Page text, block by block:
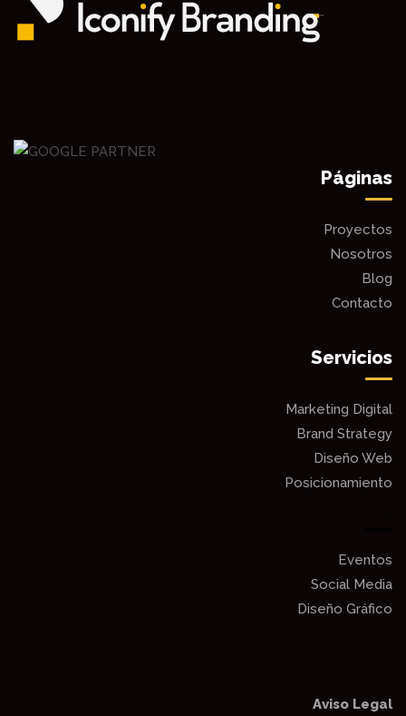
Páginas
Proyectos
Nosotros
Blog
Contacto
Servicios
Marketing Digital
Brand Strategy
Diseño Web
Posicionamiento
Eventos
Social Media
Diseño Gráfico
Aviso Legal